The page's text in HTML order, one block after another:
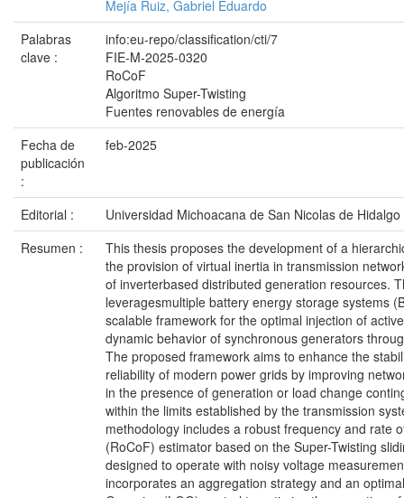
Mejía Ruiz, Gabriel Eduardo
Palabras
clave :
info:eu-repo/classification/cti/7
FIE-M-2025-0320
RoCoF
Algoritmo Super-Twisting
Fuentes renovables de energía
Fecha de
publicación
:
feb-2025
Editorial :
Universidad Michoacana de San Nicolas de Hidalgo
Resumen :
This thesis proposes the development of a
the provision of virtual inertia in transmission
of inverterbased distributed generation resources.
leveragesmultiple battery energy storage systems
scalable framework for the optimal injection of
dynamic behavior of synchronous generators
The proposed framework aims to enhance the
reliability of modern power grids by improving
in the presence of generation or load change
within the limits established by the transmission
methodology includes a robust frequency and rate
(RoCoF) estimator based on the Super-Twisting
designed to operate with noisy voltage
incorporates an aggregation strategy and an